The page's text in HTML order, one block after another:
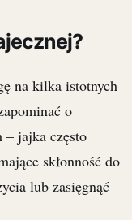
na kilka istotnych
o
– jajka często
skłonność do
lub zasięgnąć